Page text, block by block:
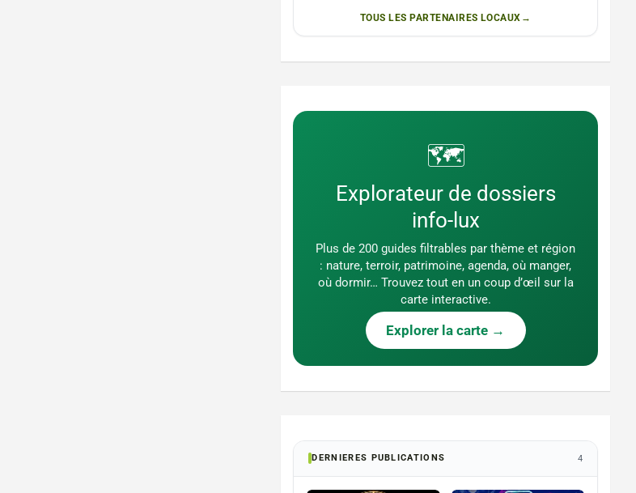
TOUS LES PARTENAIRES LOCAUX
🗺️
Explorateur de dossiers
info-lux
Plus de 200 guides filtrables par thème et région
: nature, terroir, patrimoine, agenda, où manger,
où dormir… Trouvez tout en un coup d’œil sur la
carte interactive.
Explorer la carte →
DERNIERES PUBLICATIONS 4